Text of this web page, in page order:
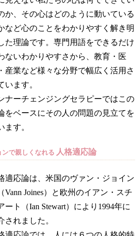
か、その心はどのように動いている
など心のことをわかりやすく解き明
た理論です。専門用語をできるだけ
ないわかりやすさから、教育・医
産業など様々な分野で幅広く活用さ
います。
ナーチェンジングセラピーではこの
をベースにその人の問題の見立てを
ます。
で親しくなれる 人格適応論
適応論は、米国のヴァン・ジョイン
Vann Joines）と欧州のイアン・スチ
ート（Ian Stewart）により1994年に
されました。